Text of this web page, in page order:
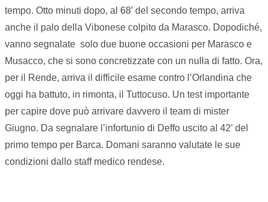
tempo. Otto minuti dopo, al 68′ del secondo tempo, arriva
anche il palo della Vibonese colpito da Marasco. Dopodiché,
vanno segnalate solo due buone occasioni per Marasco e
Musacco, che si sono concretizzate con un nulla di fatto. Ora,
per il Rende, arriva il difficile esame contro l’Orlandina che
oggi ha battuto, in rimonta, il Tuttocuso. Un test importante
per capire dove può arrivare davvero il team di mister
Giugno. Da segnalare l’infortunio di Deffo uscito al 42′ del
primo tempo per Barca. Domani saranno valutate le sue
condizioni dallo staff medico rendese.